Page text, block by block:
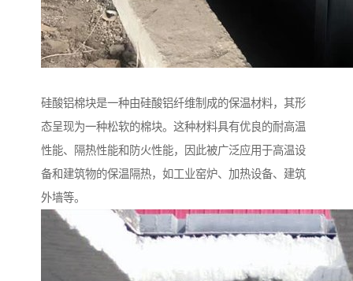
硅酸铝棉块是一种由硅酸铝纤维制成的保温材料，其形
态呈现为一种松软的棉块。这种材料具有优良的耐高温
性能、隔热性能和防火性能，因此被广泛应用于高温设
备和建筑物的保温隔热，如工业窑炉、加热设备、建筑
外墙等。